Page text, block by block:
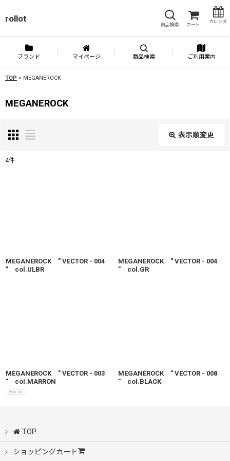
rollot
商品検索 カート
カレンダ
ー
ブランド マイページ 商品検索 ご利用案内
TOP > MEGANEROCK
MEGANEROCK
表示順変更
4件
MEGANEROCK " VECTOR - 004
" col.ULBR
MEGANEROCK " VECTOR - 004
" col.GR
MEGANEROCK " VECTOR - 003
" col.MARRON
MEGANEROCK " VECTOR - 008
" col.BLACK
TOP
ショッピングカート